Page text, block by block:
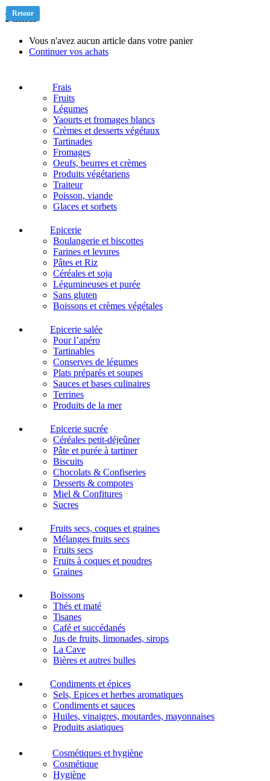
Panier
Vous n'avez aucun article dans votre panier
Continuer vos achats
Frais
Fruits
Légumes
Yaourts et fromages blancs
Crèmes et desserts végétaux
Tartinades
Fromages
Oeufs, beurres et crèmes
Produits végétariens
Traiteur
Poisson, viande
Glaces et sorbets
Epicerie
Boulangerie et biscottes
Farines et levures
Pâtes et Riz
Céréales et soja
Légumineuses et purée
Sans gluten
Boissons et crèmes végétales
Epicerie salée
Pour l’apéro
Tartinables
Conserves de légumes
Plats préparés et soupes
Sauces et bases culinaires
Terrines
Produits de la mer
Epicerie sucrée
Céréales petit-déjeûner
Pâte et purée à tartiner
Biscuits
Chocolats & Confiseries
Desserts & compotes
Miel & Confitures
Sucres
Fruits secs, coques et graines
Mélanges fruits secs
Fruits secs
Fruits à coques et poudres
Graines
Boissons
Thés et maté
Tisanes
Café et succédanés
Jus de fruits, limonades, sirops
La Cave
Bières et autres bulles
Condiments et épices
Sels, Epices et herbes aromatiques
Condiments et sauces
Huiles, vinaigres, moutardes, mayonnaises
Produits asiatiques
Cosmétiques et hygiène
Cosmétique
Hygiène
Retour